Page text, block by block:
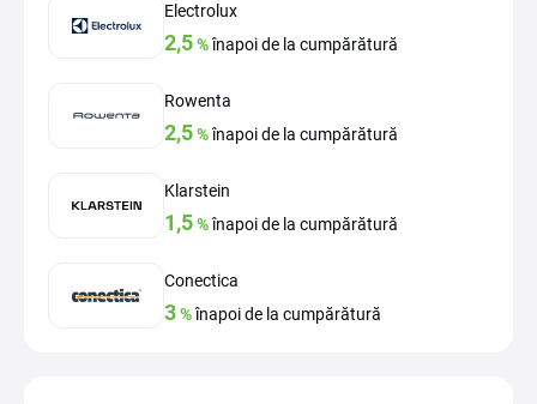
Electrolux
2,5%înapoi de la cumpărătură
Rowenta
2,5%înapoi de la cumpărătură
Klarstein
1,5%înapoi de la cumpărătură
Conectica
3%înapoi de la cumpărătură